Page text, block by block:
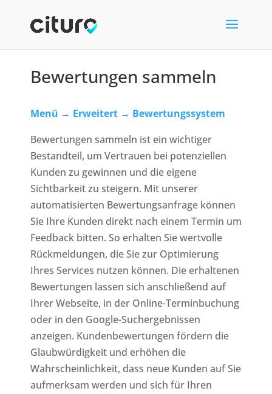
Bewertungen sammeln
Menü → Erweitert → Bewertungssystem
Bewertungen sammeln ist ein wichtiger
Bestandteil, um Vertrauen bei potenziellen
Kunden zu gewinnen und die eigene
Sichtbarkeit zu steigern. Mit unserer
automatisierten Bewertungsanfrage können
Sie Ihre Kunden direkt nach einem Termin um
Feedback bitten. So erhalten Sie wertvolle
Rückmeldungen, die Sie zur Optimierung
Ihres Services nutzen können. Die erhaltenen
Bewertungen lassen sich anschließend auf
Ihrer Webseite, in der Online-Terminbuchung
oder in den Google-Suchergebnissen
anzeigen. Kundenbewertungen fördern die
Glaubwürdigkeit und erhöhen die
Wahrscheinlichkeit, dass neue Kunden auf Sie
aufmerksam werden und sich für Ihren